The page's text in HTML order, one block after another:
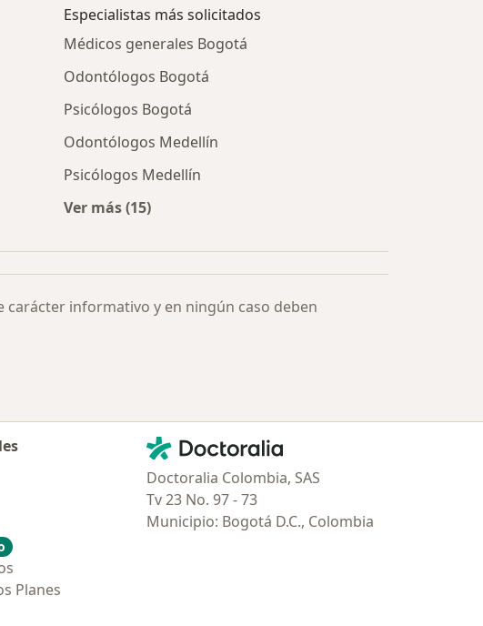
Especialistas más solicitados
Médicos generales Bogotá
Odontólogos Bogotá
Psicólogos Bogotá
Odontólogos Medellín
Psicólogos Medellín
Ver más (15)
carácter informativo y en ningún caso deben
Planes
Contacto
Doctoralia - Página de inicio
Doctoralia Colombia, SAS
Tv 23 No. 97 - 73
Municipio: Bogotá D.C., Colombia